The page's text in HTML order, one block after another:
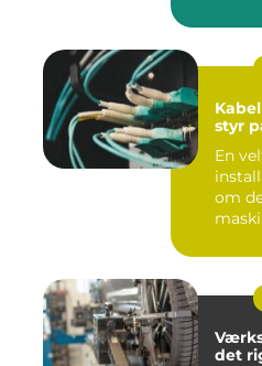
styr
En
om
det